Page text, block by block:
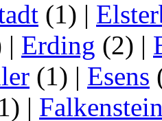
(1) |
| Erding (2) |
(1) | Esens
|